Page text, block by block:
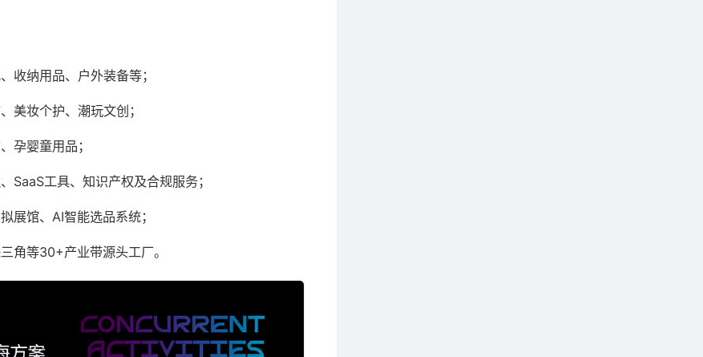
收纳用品、户外装备等；
美妆个护、潮玩文创；
孕婴童用品；
SaaS工具、知识产权及合规服务；
展馆、AI智能选品系统；
角等30+产业带源头工厂。